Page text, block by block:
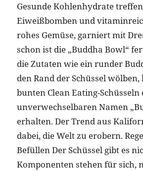
Gesunde Kohlenhydrate
Eiweißbomben und
rohes Gemüse, garniert mit
schon ist die „Buddha Bowl“
die Zutaten wie ein runder
den Rand der Schüssel wölben,
bunten Clean Eating-Schüsseln
unverwechselbaren Namen
erhalten. Der Trend aus
dabei, die Welt zu erobern.
Befüllen Der Schüssel gibt es
Komponenten stehen für sich,